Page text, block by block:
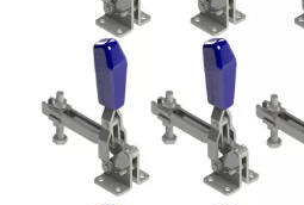
GRAMPOS DE FIXAÇÃO DUPLA
GRAMPOS HORIZONTAIS
GRAMPOS PNEUMÁTICOS